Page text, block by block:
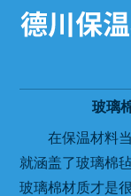
玻璃
在保温材料当
就涵盖了玻璃棉
玻璃棉材质才是